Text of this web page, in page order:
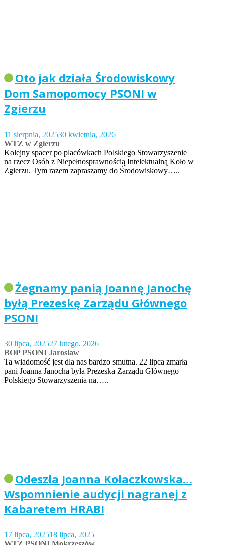
Oto jak działa Środowiskowy
Dom Samopomocy PSONI w
Zgierzu
11 sierpnia, 202530 kwietnia, 2026
WTZ w Zgierzu
Kolejny spacer po placówkach Polskiego Stowarzyszenie
na rzecz Osób z Niepełnosprawnością Intelektualną Koło w
Zgierzu. Tym razem zapraszamy do Środowiskowy…..
Żegnamy panią Joannę Janochę
byłą Prezeskę Zarządu Głównego
PSONI
30 lipca, 202527 lutego, 2026
BOP PSONI Jarosław
Ta wiadomość jest dla nas bardzo smutna. 22 lipca zmarła
pani Joanna Janocha była Prezeska Zarządu Głównego
Polskiego Stowarzyszenia na…..
Odeszła Joanna Kołaczkowska…
Wspomnienie audycji nagranej z
Kabaretem HRABI
17 lipca, 202518 lipca, 2025